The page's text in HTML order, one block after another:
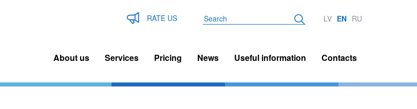
LV EN RU
Search
RATE US
About us Services Pricing News Useful information Contacts